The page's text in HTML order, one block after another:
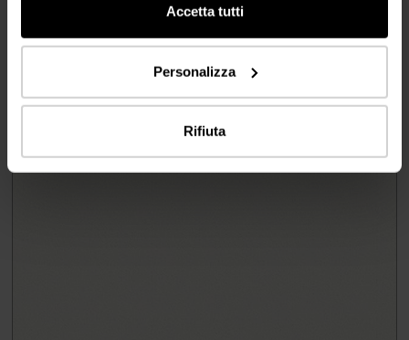
Accetta tutti
Personalizza
Rifiuta
Hannover, Germania